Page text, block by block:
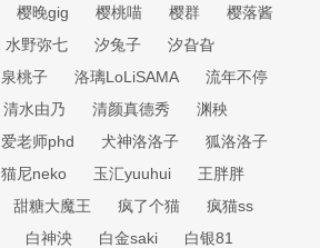
樱晚gig 樱桃喵 樱群
樱落酱
水野弥七 汐兔子
汐旮旮
泉桃子 洛璃LoLiSAMA
流年不停
清水由乃 清颜真德秀
渊秧
爱老师phd 犬神洛洛子
狐洛洛子
猫尼neko 玉汇yuuhui
王胖胖
甜糖大魔王 疯了个猫
疯猫ss
白神泱 白金saki
白银81